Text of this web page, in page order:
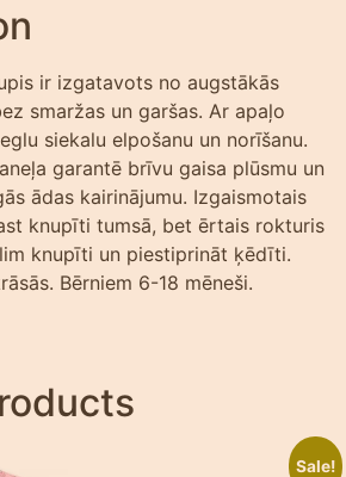
ir izgatavots no augstākās
smaržas un garšas. Ar apaļo
siekalu elpošanu un norīšanu.
garantē brīvu gaisa plūsmu un
ādas kairinājumu. Izgaismotais
knupīti tumsā, bet ērtais rokturis
knupīti un piestiprināt ķēdīti.
Bērniem 6-18 mēneši.
Sale!